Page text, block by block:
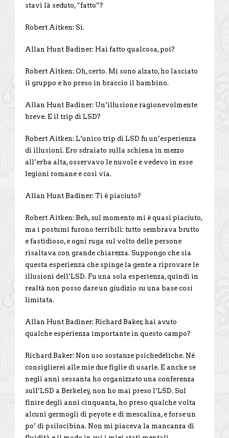
stavi là seduto, “fatto”?
Robert Aitken: Sì.
Allan Hunt Badiner: Hai fatto qualcosa, poi?
Robert Aitken: Oh, certo. Mi sono alzato, ho lasciato
il gruppo e ho preso in braccio il bambino.
Allan Hunt Badiner: Un’illusione ragionevolmente
breve. E il trip di LSD?
Robert Aitken: L’unico trip di LSD fu un’esperienza
di illusioni. Ero sdraiato sulla schiena in mezzo
all’erba alta, osservavo le nuvole e vedevo in esse
legioni romane e così via.
Allan Hunt Badiner: Ti è piaciuto?
Robert Aitken: Beh, sul momento mi è quasi piaciuto,
ma i postumi furono terribili: tutto sembrava brutto
e fastidioso, e ogni ruga sul volto delle persone
risaltava con grande chiarezza. Suppongo che sia
questa esperienza che spinge la gente a riprovare le
illusioni dell’LSD. Fu una sola esperienza, quindi in
realtà non posso dare un giudizio su una base così
limitata.
Allan Hunt Badiner: Richard Baker, hai avuto
qualche esperienza importante in questo campo?
Richard Baker: Non uso sostanze psichedeliche. Né
consiglierei alle mie due figlie di usarle. E anche se
negli anni sessanta ho organizzato una conferenza
sull’LSD a Berkeley, non ho mai preso l’LSD. Sul
finire degli anni cinquanta, ho preso qualche volta
alcuni germogli di peyote e di mescalina, e forse un
po’ di psilocibina. Non mi piaceva la mancanza di